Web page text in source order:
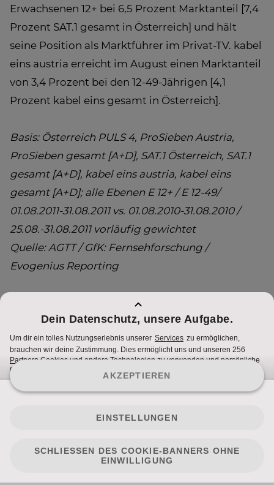
Erwachsenen 12+ bei 6,5 Prozent Marktanteil [7,4
Prozent SAT.1 gesamt in Österreich] und hält
seine Position als Marktführer im Privat-TV. kabel
eins austria erreicht im August einen Marktanteil
von 3,4 Prozent bei den 12-49-Jährigen [4,1
Prozent kabel eins gesamt in Österreich].
Basis: Österreich PULS 4, ProSieben Austria,
ProSieben gesamt [A+D], SAT.1 Österreich, SAT.1
gesamt [A+D], kabel eins austria, kabel eins
gesamt [A+D]; alle Ebenen E 12+ / E 12-49/
01.08.2011-31.08.2011 vs. 01.08.2010-31.08.2010 /
25.08.-31.08.2011 vorläufig gewichtet
Quelle: AGTT / GfK: Fernsehforschung /
Evogenius Reporting
stephanie.campostellato@sevenonemedia.at
Nutzungsbedingungen
Cookie Hinweise
Impressum